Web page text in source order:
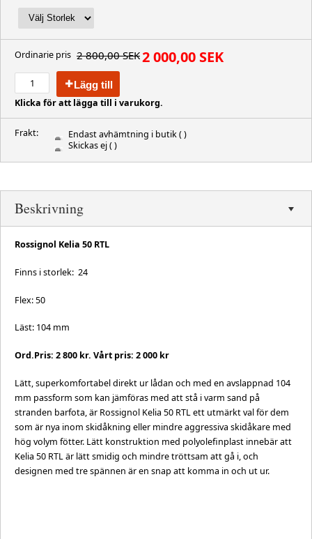
Ordinarie pris 2 800,00 SEK2 000,00 SEK
Lägg till
Klicka för att lägga till i varukorg.
Frakt: Endast avhämtning i butik( )
Skickas ej( )
Beskrivning
Rossignol Kelia 50 RTL
Finns i storlek: 24
Flex: 50
Läst: 104 mm
Ord.Pris: 2 800 kr. Vårt pris: 2 000 kr
Lätt, superkomfortabel direkt ur lådan och med en avslappnad 104
mm passform som kan jämföras med att stå i varm sand på
stranden barfota, är Rossignol Kelia 50 RTL ett utmärkt val för dem
som är nya inom skidåkning eller mindre aggressiva skidåkare med
hög volym fötter. Lätt konstruktion med polyolefinplast innebär att
Kelia 50 RTL är lätt smidig och mindre tröttsam att gå i, och
designen med tre spännen är en snap att komma in och ut ur.